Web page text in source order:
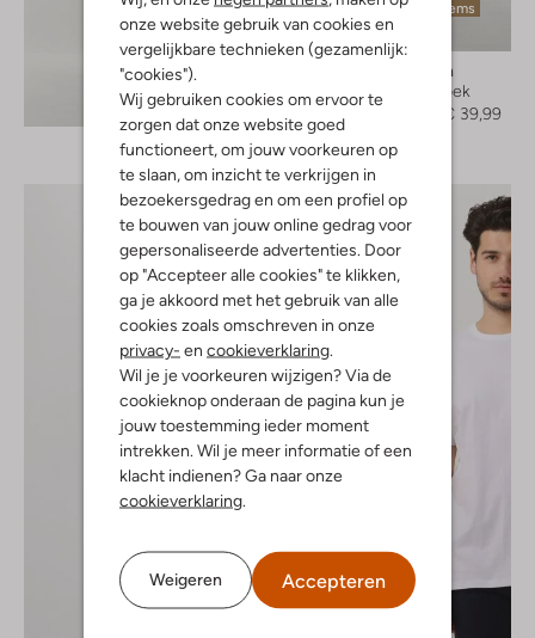
onze website gebruik van cookies en
vergelijkbare technieken (gezamenlijk:
"cookies").
Wij gebruiken cookies om ervoor te
zorgen dat onze website goed
functioneert, om jouw voorkeuren op
te slaan, om inzicht te verkrijgen in
bezoekersgedrag en om een profiel op
te bouwen van jouw online gedrag voor
gepersonaliseerde advertenties. Door
op "Accepteer alle cookies" te klikken,
ga je akkoord met het gebruik van alle
cookies zoals omschreven in onze
privacy- en cookieverklaring
Wil je je voorkeuren wijzigen? Via de
cookieknop onderaan de pagina kun je
jouw toestemming ieder moment
intrekken. Wil je meer informatie of een
klacht indienen? Ga naar onze
cookieverklaring
Weigeren Accepteren
Ontdek de look
Laatste items
-60%
Pure Path
Cargobroek
€ 39,99